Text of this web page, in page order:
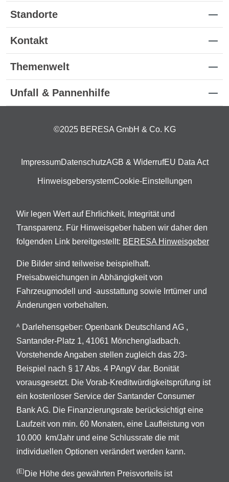
Standorte
Kontakt
Themenwelt
Unfall & Pannenhilfe
©2025 BERESA GmbH & Co. KG
ImpressumDatenschutzAGB & WiderrufEU Data Act
HinweisgebersystemCookie-Einstellungen
Wir legen Wert auf Ehrlichkeit, Integrität und
Transparenz. Für Hinweisgeber haben wir daher den
folgenden Link bereitgestellt: BERESA Hinweisgeber
Die Bilder sind teilweise beispielhaft.
Preisabweichungen in Abhängigkeit von
Fahrzeugmodell und -ausstattung sowie Irrtümer und
Änderungen vorbehalten.
A
Darlehensgeber: Openbank Deutschland AG ,
Santander-Platz 1, 41061 Mönchengladbach.
Vorstehende Angaben stellen zugleich das 2/3-
Beispiel nach § 17 Abs. 4 PAngV dar. Bonität
vorausgesetzt. Die Vorab-Kreditwürdigkeitsprüfung ist
ein kostenloser Service der Santander Consumer
Bank AG. Die Finanzierungsrate berücksichtigt eine
Laufzeit von min. 60 Monaten, eine Laufleistung von
10.000 km/Jahr und eine Schlussrate die mit
individuellen Optionen verändert werden kann.
(E)Die Höhe des gewährten Preisvorteils ist